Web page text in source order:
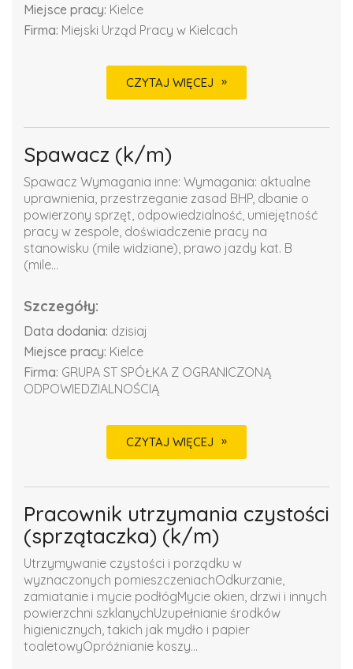
Miejsce pracy: Kielce
Firma: Miejski Urząd Pracy w Kielcach
CZYTAJ WIĘCEJ
Spawacz (k/m)
Spawacz Wymagania inne: Wymagania: aktualne
uprawnienia, przestrzeganie zasad BHP, dbanie o
powierzony sprzęt, odpowiedzialność, umiejętność
pracy w zespole, doświadczenie pracy na
stanowisku (mile widziane), prawo jazdy kat. B
(mile...
Szczegóły:
Data dodania: dzisiaj
Miejsce pracy: Kielce
Firma: GRUPA ST SPÓŁKA Z OGRANICZONĄ
ODPOWIEDZIALNOŚCIĄ
CZYTAJ WIĘCEJ
Pracownik utrzymania czystości
(sprzątaczka) (k/m)
Utrzymywanie czystości i porządku w
wyznaczonych pomieszczeniachOdkurzanie,
zamiatanie i mycie podłógMycie okien, drzwi i innych
powierzchni szklanychUzupełnianie środków
higienicznych, takich jak mydło i papier
toaletowyOpróżnianie koszy...